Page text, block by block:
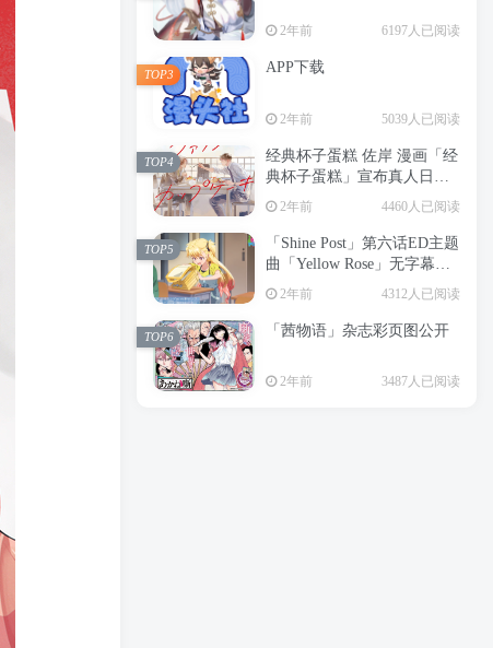
2年前 6197人已阅读
APP下载
2年前 5039人已阅读
TOP3
经典杯子蛋糕 佐岸 漫画「经
典杯子蛋糕」宣布真人日剧
化
2年前 4460人已阅读
TOP4
「Shine Post」第六话ED主题
曲「Yellow Rose」无字幕MV
公开
2年前 4312人已阅读
TOP5
「茜物语」杂志彩页图公开
2年前 3487人已阅读
TOP6
8684人已阅读
overlord卢贝多的龙王谁厉害
「Overlord」露普斯蕾琪娜·贝塔手办开...
TOP1
申鹤原神wiki 申鹤诞辰祭
2年前 6197人已阅读
TOP2
APP下载
2年前 5039人已阅读
TOP3
经典杯子蛋糕 佐岸 漫画「经
典杯子蛋糕」宣布真人日剧
TOP4